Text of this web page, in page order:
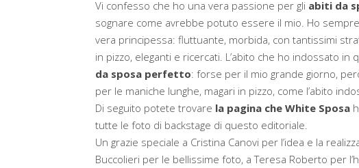
Vi confesso che ho una vera passione per gli abiti da
sognare come avrebbe potuto essere il mio. Ho
vera principessa: fluttuante, morbida, con tantissimi
in pizzo, eleganti e ricercati. L’abito che ho indossato
da sposa perfetto: forse per il mio grande giorno,
per le maniche lunghe, magari in pizzo, come l’abito
Di seguito potete trovare la pagina che White Sposa
tutte le foto di backstage di questo editoriale.
Un grazie speciale a Cristina Canovi per l’idea e la
Buccolieri per le bellissime foto, a Teresa Roberto per